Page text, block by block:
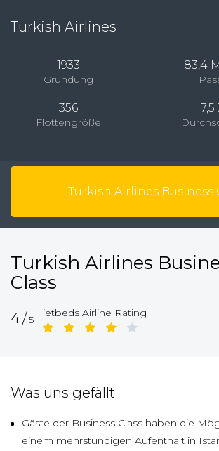
Turkish Airlines
1933
Gründung
83,4
356
Flottengröße
Turkish Airlines Business
Turkish Airlines
Class
4/5
jetbeds Airline Rating
Was uns gefällt
Gäste der Business Class haben die
einem mehrstündigen Aufenthalt in